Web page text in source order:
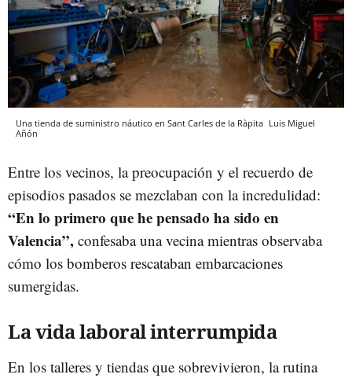
Una tienda de suministro náutico en Sant Carles de la Ràpita Luis Miguel
Añón
Entre los vecinos, la preocupación y el recuerdo de
episodios pasados se mezclaban con la incredulidad:
“En lo primero que he pensado ha sido en
Valencia”, confesaba una vecina mientras observaba
cómo los bomberos rescataban embarcaciones
sumergidas.
La vida laboral interrumpida
En los talleres y tiendas que sobrevivieron, la rutina